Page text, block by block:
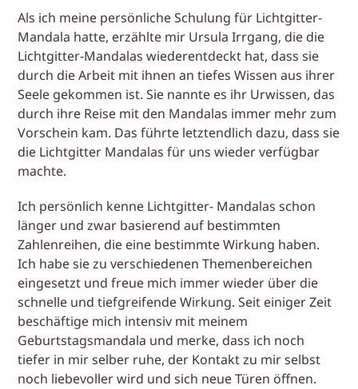
Als ich meine persönliche Schulung für Lichtgitter-
Mandala hatte, erzählte mir Ursula Irrgang, die die
Lichtgitter-Mandalas wiederentdeckt hat, dass sie
durch die Arbeit mit ihnen an tiefes Wissen aus ihrer
Seele gekommen ist. Sie nannte es ihr Urwissen, das
durch ihre Reise mit den Mandalas immer mehr zum
Vorschein kam. Das führte letztendlich dazu, dass sie
die Lichtgitter Mandalas für uns wieder verfügbar
machte.
Ich persönlich kenne Lichtgitter- Mandalas schon
länger und zwar basierend auf bestimmten
Zahlenreihen, die eine bestimmte Wirkung haben.
Ich habe sie zu verschiedenen Themenbereichen
eingesetzt und freue mich immer wieder über die
schnelle und tiefgreifende Wirkung. Seit einiger Zeit
beschäftige mich intensiv mit meinem
Geburtstagsmandala und merke, dass ich noch
tiefer in mir selber ruhe, der Kontakt zu mir selbst
noch liebevoller wird und sich neue Türen öffnen.